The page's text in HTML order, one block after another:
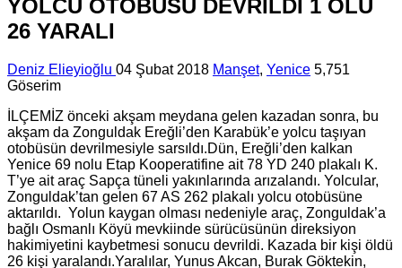
YOLCU OTOBÜSÜ DEVRİLDİ 1 ÖLÜ
26 YARALI
Deniz Elieyioğlu 04 Şubat 2018 Manşet, Yenice 5,751
Göserim
İLÇEMİZ önceki akşam meydana gelen kazadan sonra, bu
akşam da Zonguldak Ereğli’den Karabük’e yolcu taşıyan
otobüsün devrilmesiyle sarsıldı.Dün, Ereğli’den kalkan
Yenice 69 nolu Etap Kooperatifine ait 78 YD 240 plakalı K.
T’ye ait araç Sapça tüneli yakınlarında arızalandı. Yolcular,
Zonguldak’tan gelen 67 AS 262 plakalı yolcu otobüsüne
aktarıldı. Yolun kaygan olması nedeniyle araç, Zonguldak’a
bağlı Osmanlı Köyü mevkiinde sürücüsünün direksiyon
hakimiyetini kaybetmesi sonucu devrildi. Kazada bir kişi öldü
26 kişi yaralandı.Yaralılar, Yunus Akcan, Burak Göktekin,